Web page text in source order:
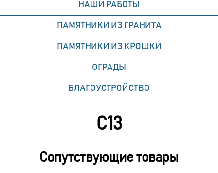
НАШИ РАБОТЫ
ПАМЯТНИКИ ИЗ ГРАНИТА
ПАМЯТНИКИ ИЗ КРОШКИ
ОГРАДЫ
БЛАГОУСТРОЙСТВО
С13
Сопутствующие товары